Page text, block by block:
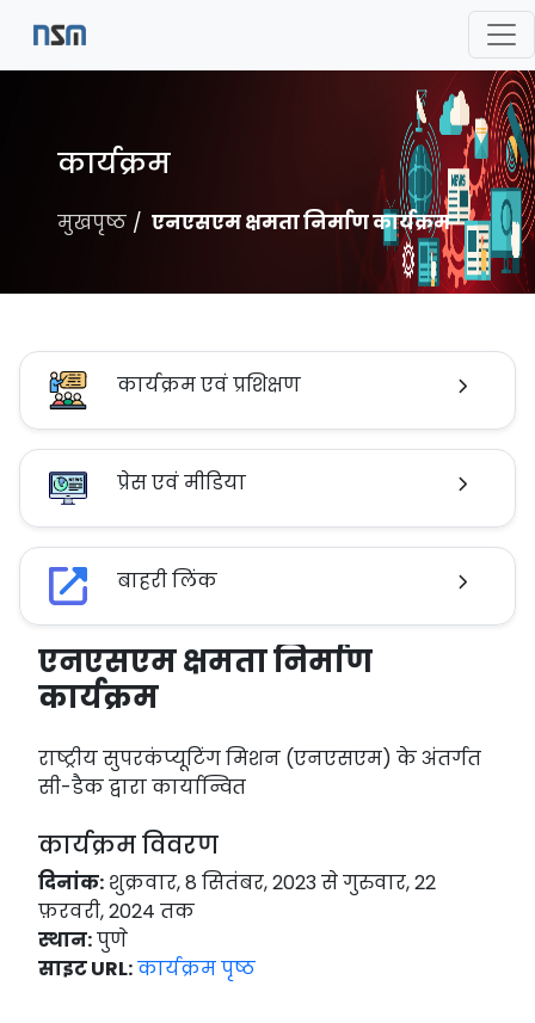
कार्यक्रम
मुखपृष्ठ एनएसएम क्षमता निर्माण कार्यक्रम
कार्यक्रम एवं प्रशिक्षण
प्रेस एवं मीडिया
बाहरी लिंक
एनएसएम क्षमता निर्माण
कार्यक्रम
राष्ट्रीय सुपरकंप्यूटिंग मिशन (एनएसएम) के अंतर्गत
सी-डैक द्वारा कार्यान्वित
कार्यक्रम विवरण
दिनांक: शुक्रवार, 8 सितंबर, 2023 से गुरुवार, 22
फ़रवरी, 2024 तक
स्थान:पुणे
साइट URL:कार्यक्रम पृष्ठ